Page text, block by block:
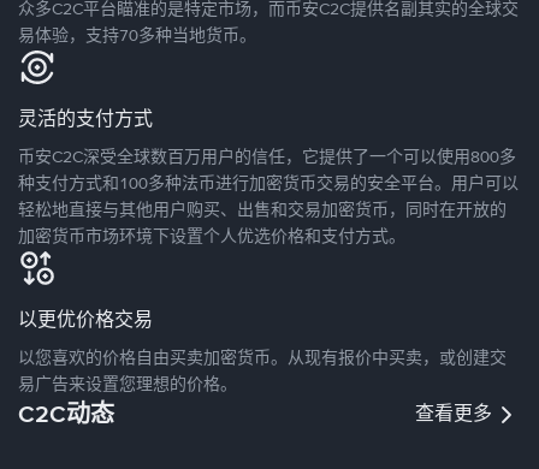
众多C2C平台瞄准的是特定市场，而币安C2C提供名副其实的全球交
易体验，支持70多种当地货币。
灵活的支付方式
币安C2C深受全球数百万用户的信任，它提供了一个可以使用800多
种支付方式和100多种法币进行加密货币交易的安全平台。用户可以
轻松地直接与其他用户购买、出售和交易加密货币，同时在开放的
加密货币市场环境下设置个人优选价格和支付方式。
以更优价格交易
以您喜欢的价格自由买卖加密货币。从现有报价中买卖，或创建交
易广告来设置您理想的价格。
C2C动态 查看更多